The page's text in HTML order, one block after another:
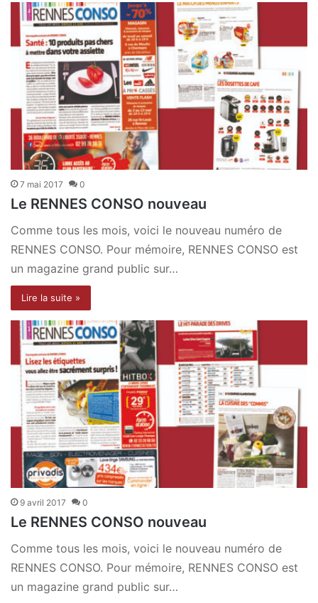
7 mai 2017 0
Le RENNES CONSO nouveau
Comme tous les mois, voici le nouveau numéro de
RENNES CONSO. Pour mémoire, RENNES CONSO est
un magazine grand public sur…
Lire la suite »
9 avril 2017 0
Le RENNES CONSO nouveau
Comme tous les mois, voici le nouveau numéro de
RENNES CONSO. Pour mémoire, RENNES CONSO est
un magazine grand public sur…